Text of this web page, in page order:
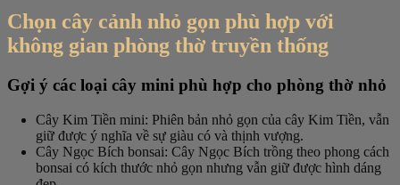
Chọn cây cảnh nhỏ gọn phù hợp với
không gian phòng thờ truyền thống
Gợi ý các loại cây mini phù hợp cho phòng thờ nhỏ
Cây Kim Tiền mini: Phiên bản nhỏ gọn của cây Kim Tiền, vẫn
giữ được ý nghĩa về sự giàu có và thịnh vượng.
Cây Ngọc Bích bonsai: Cây Ngọc Bích trồng theo phong cách
bonsai có kích thước nhỏ gọn nhưng vẫn giữ được hình dáng